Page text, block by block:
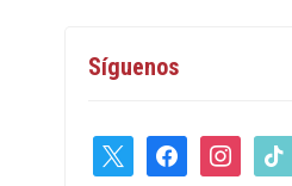
Síguenos
facebookinstagram
tiktok